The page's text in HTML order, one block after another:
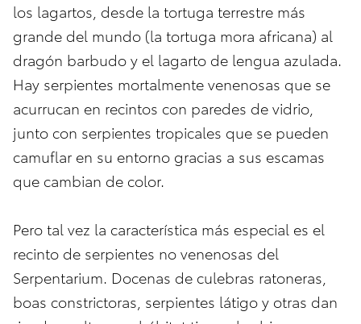
los lagartos, desde la tortuga terrestre más
grande del mundo (la tortuga mora africana) al
dragón barbudo y el lagarto de lengua azulada.
Hay serpientes mortalmente venenosas que se
acurrucan en recintos con paredes de vidrio,
junto con serpientes tropicales que se pueden
camuflar en su entorno gracias a sus escamas
que cambian de color.
Pero tal vez la característica más especial es el
recinto de serpientes no venenosas del
Serpentarium. Docenas de culebras ratoneras,
boas constrictoras, serpientes látigo y otras dan